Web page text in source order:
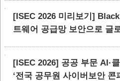
[ISEC 2026 미리보기]
트웨어 공급망 보안으로 글
[ISEC 2026] 공공 부문 AI·
‘전국 공무원 사이버보안 콘